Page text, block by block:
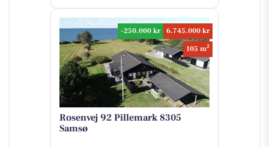
-250.000 kr
6.745.000 kr
105 m2
Rosenvej 92 Pillemark 8305
Samsø